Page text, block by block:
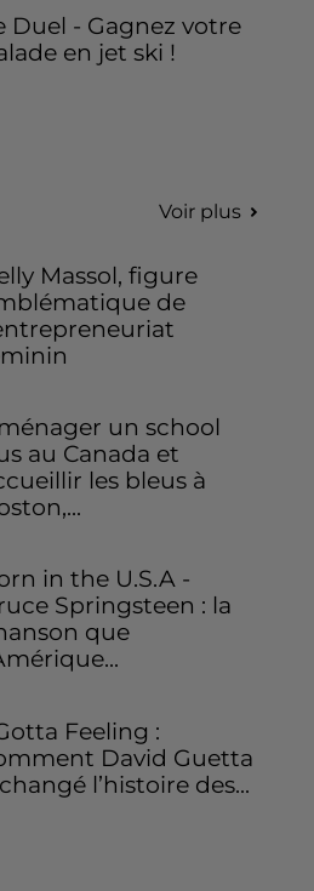
Duel - Gagnez votre
en jet ski !
Voir plus
Massol, figure
de
un school
au Canada et
les bleus à
in the U.S.A -
Springsteen : la
que
Feeling :
David Guetta
l’histoire des...